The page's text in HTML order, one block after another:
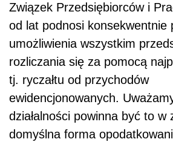
Związek Przedsiębiorców i
od lat podnosi konsekwentnie
umożliwienia wszystkim
rozliczania się za pomocą
tj. ryczałtu od przychodów
ewidencjonowanych.
działalności powinna być to w
domyślna forma